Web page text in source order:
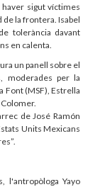
sigut víctimes
la frontera. Isabel
tolerància davant
en calenta.
un panell sobre el
moderades per la
Font (MSF), Estrella
de José Ramón
Units Mexicans
l'antropòloga Yayo